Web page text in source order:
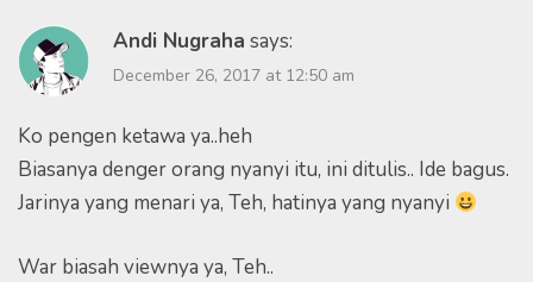
Andi Nugraha says:
December 26, 2017 at 12:50 am
Ko pengen ketawa ya..heh
Biasanya denger orang nyanyi itu, ini ditulis.. Ide bagus.
Jarinya yang menari ya, Teh, hatinya yang nyanyi
War biasah viewnya ya, Teh..